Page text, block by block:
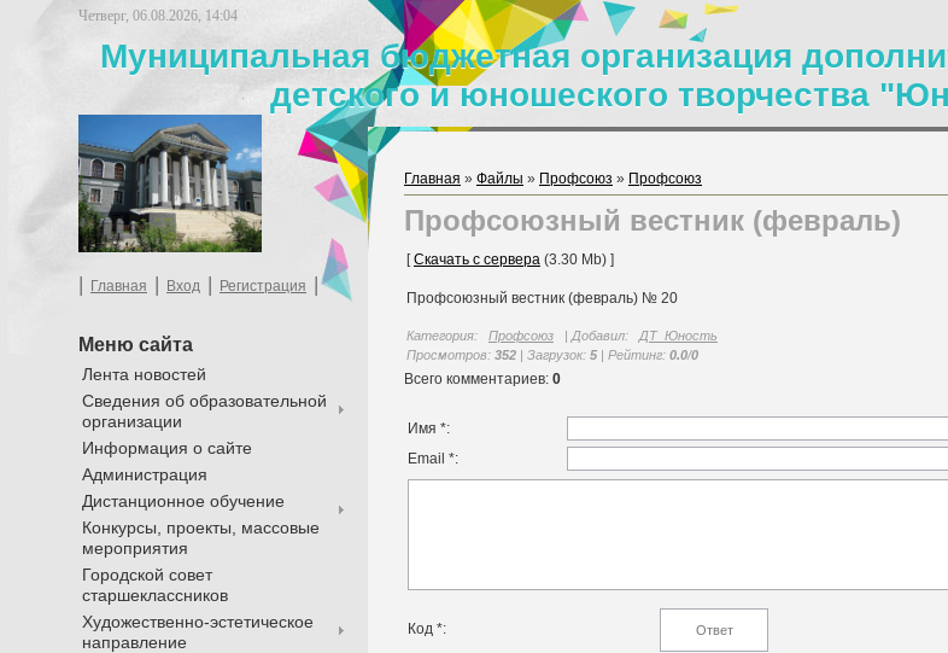
Четверг, 06.08.2026, 14:04
Муниципальная бюджетная организация
детского и юношеского творчества
| Главная | Вход | Регистрация |
Меню сайта
Лента новостей
Сведения об образовательной
организации
Информация о сайте
Администрация
Дистанционное обучение
Конкурсы, проекты, массовые
мероприятия
Городской совет
старшеклассников
Художественно-эстетическое
направление
Главная » Файлы » Профсоюз » Профсоюз
Профсоюзный вестник (февраль)
[Скачать с сервера (3.30 Mb) ]
Профсоюзный вестник (февраль) № 20
Категория: Профсоюз | Добавил:
ДТ_Юность
Просмотров: 352 | Загрузок: 5 | Рейтинг: 0.0/0
Всего комментариев: 0
Имя *:
Email *:
Код *: